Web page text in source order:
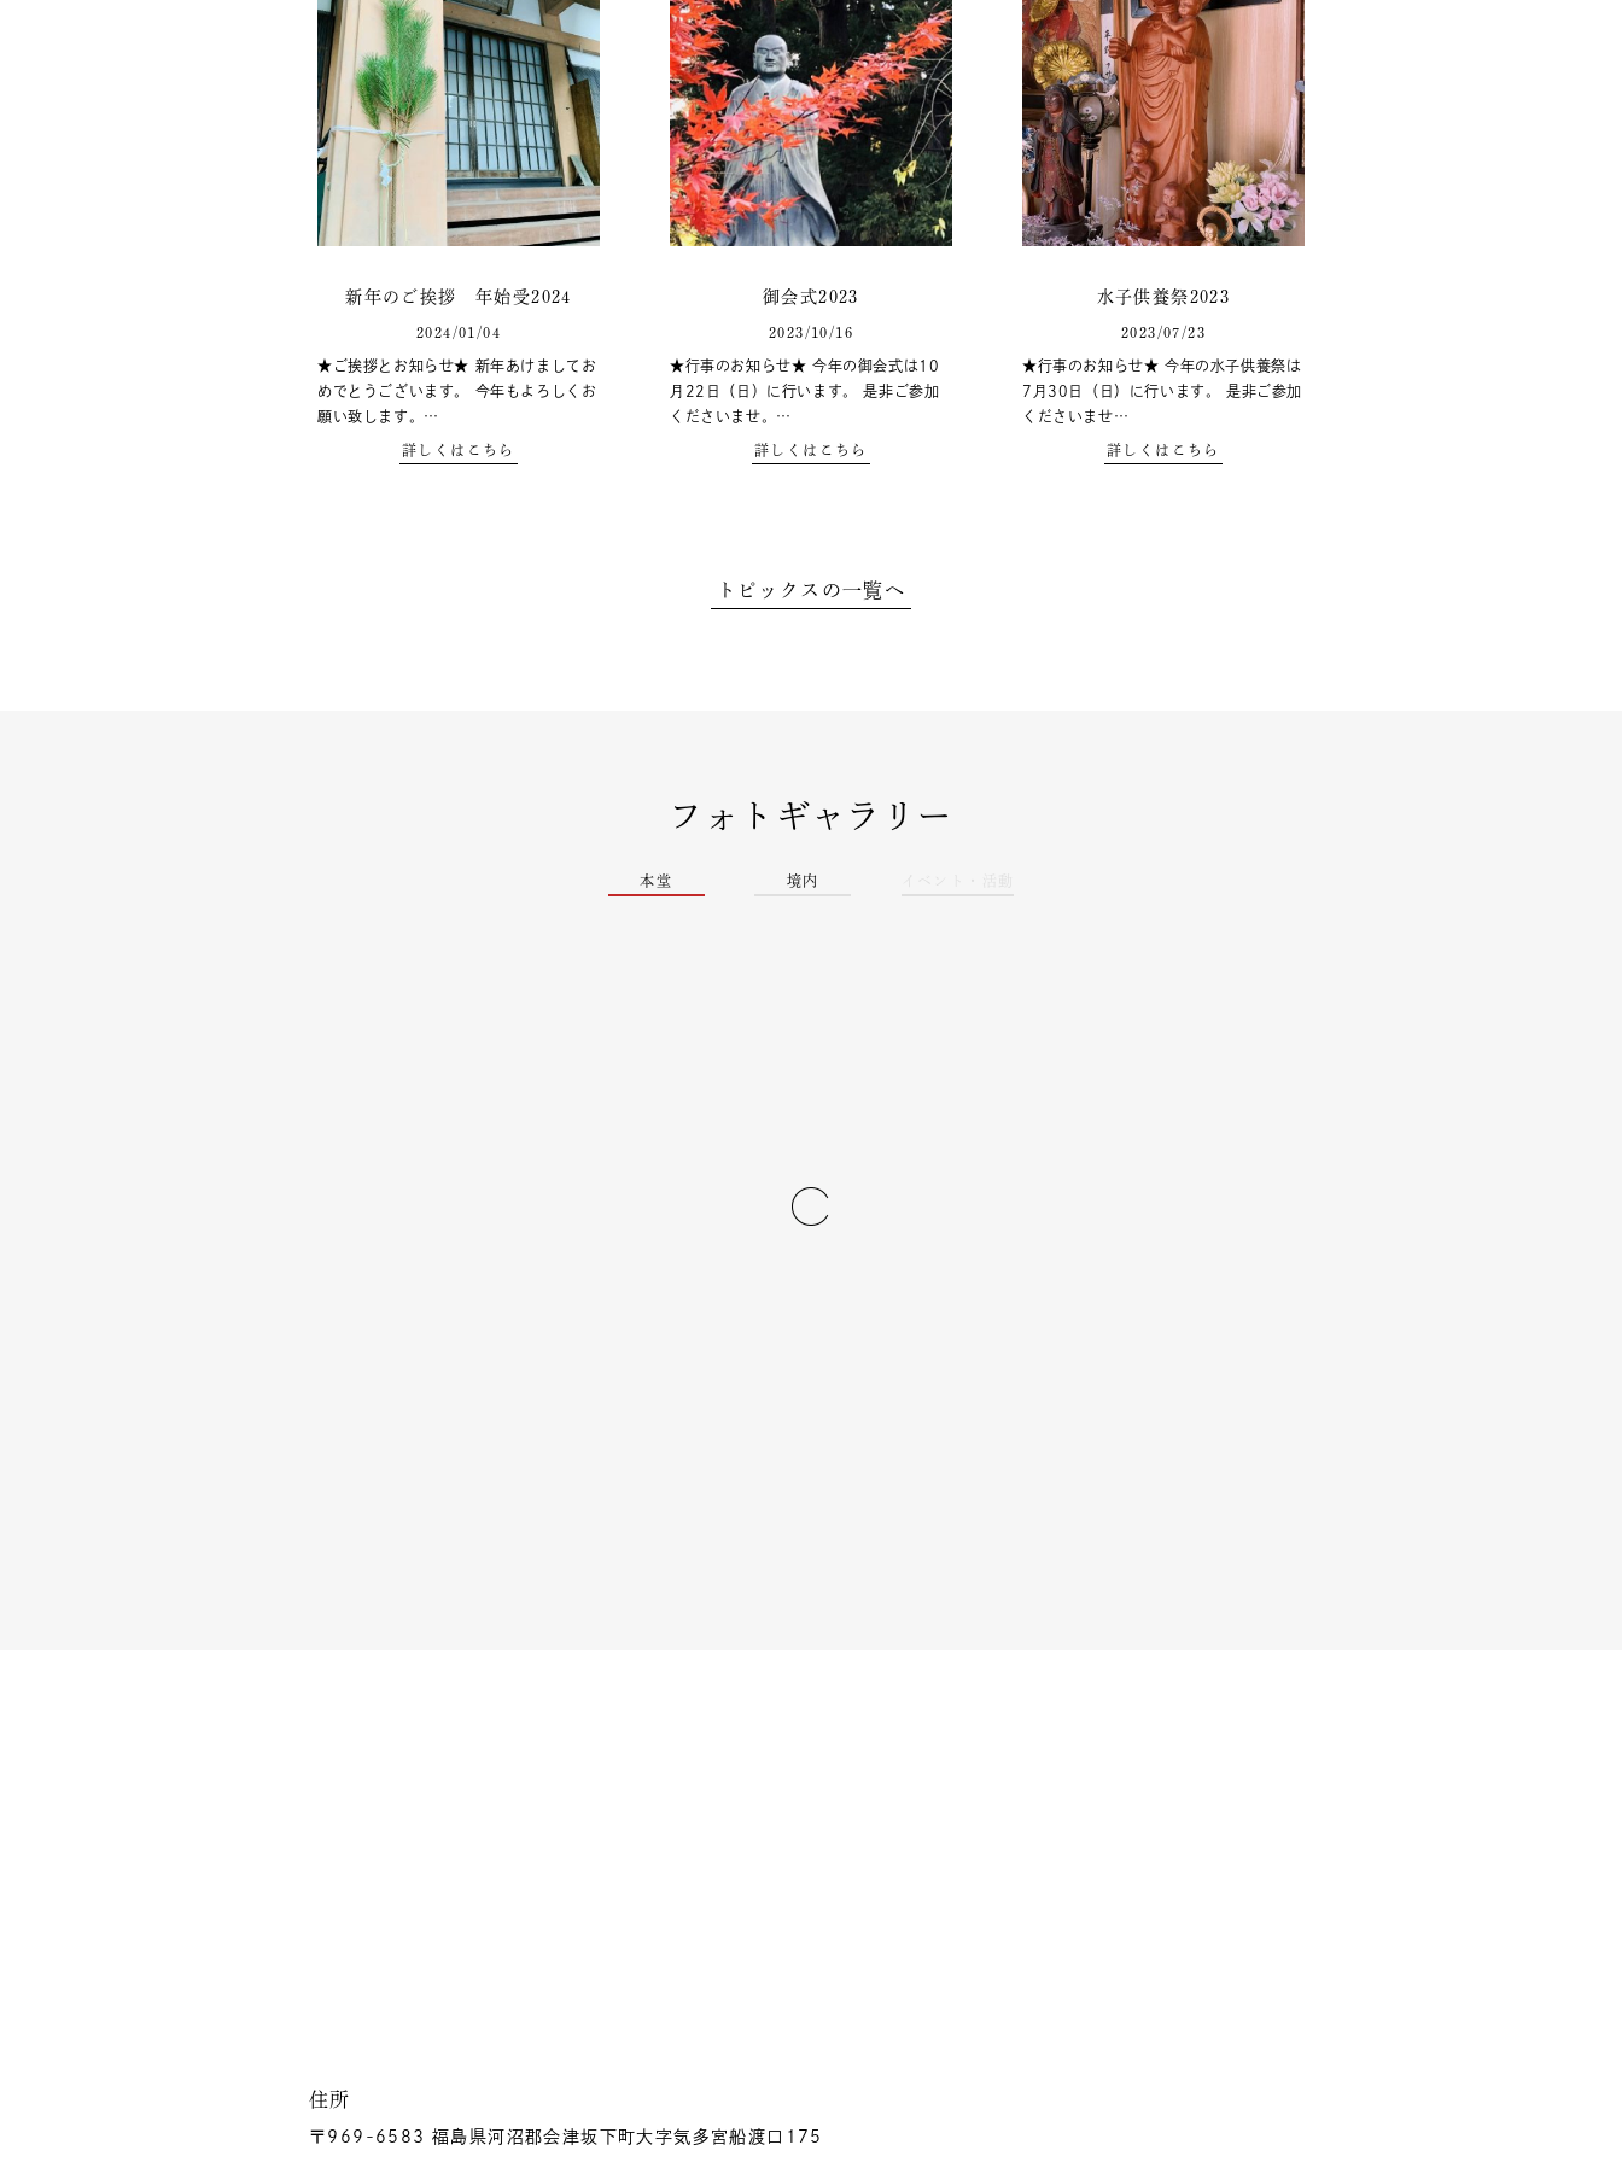
新年のご挨拶 年始受2024
2024/01/04
★ご挨拶とお知らせ★ 新年あけましてお
めでとうございます。 今年もよろしくお
願い致します。…
詳しくはこちら
御会式2023
2023/10/16
★行事のお知らせ★ 今年の御会式は10
月22日（日）に行います。 是非ご参加
くださいませ。…
詳しくはこちら
水子供養祭2023
2023/07/23
★行事のお知らせ★ 今年の水子供養祭は
7月30日（日）に行います。 是非ご参加
くださいませ…
詳しくはこちら
トピックスの一覧へ
フォトギャラリー
本堂 境内
住所
〒969-6583 福島県河沼郡会津坂下町大字気多宮船渡口175